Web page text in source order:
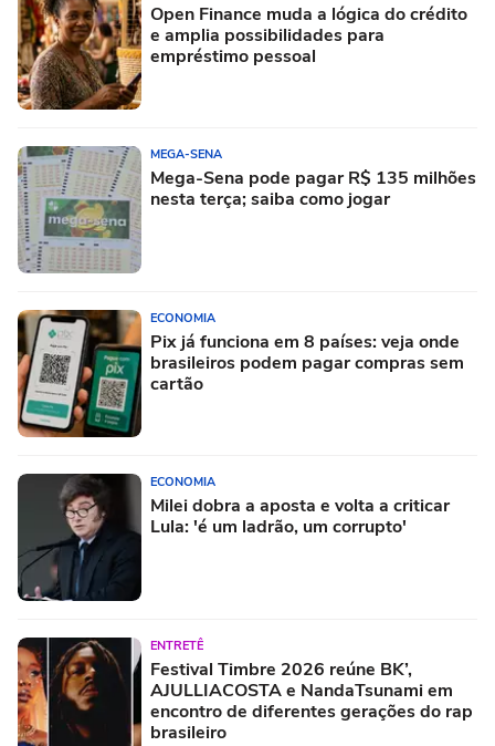
Open Finance muda a lógica do crédito
e amplia possibilidades para
empréstimo pessoal
MEGA-SENA
Mega-Sena pode pagar R$ 135 milhões
nesta terça; saiba como jogar
ECONOMIA
Pix já funciona em 8 países: veja onde
brasileiros podem pagar compras sem
cartão
ECONOMIA
Milei dobra a aposta e volta a criticar
Lula: 'é um ladrão, um corrupto'
ENTRETÊ
Festival Timbre 2026 reúne BK’,
AJULLIACOSTA e NandaTsunami em
encontro de diferentes gerações do rap
brasileiro